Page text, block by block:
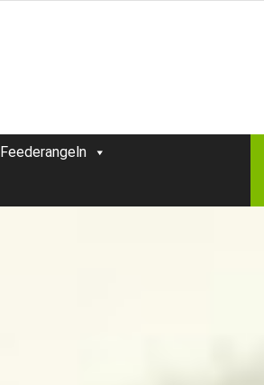
Feederangeln